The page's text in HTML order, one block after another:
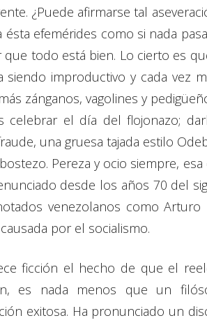
¿Puede afirmarse tal
efemérides como si nada
todo está bien. Lo cierto es
improductivo y cada vez
zánganos, vagolines y
celebrar el día del flojonazo;
una gruesa tajada estilo
Pereza y ocio siempre, esa
desde los años 70 del
venezolanos como Arturo
por el socialismo.
ficción el hecho de que el
es nada menos que un
exitosa. Ha pronunciado un